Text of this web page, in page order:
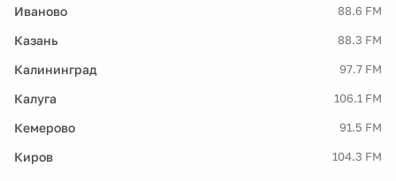
Иваново 88.6 FM
Казань 88.3 FM
Калининград 97.7 FM
Калуга 106.1 FM
Кемерово 91.5 FM
Киров 104.3 FM